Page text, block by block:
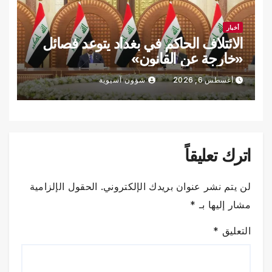
أخبار
الائتلاف الحاكم في بغداد يتوعد فصائل
«خارجة عن القانون»
أغسطس 6, 2026 شؤون آسيوية
اترك تعليقاً
لن يتم نشر عنوان بريدك الإلكتروني. الحقول الإلزامية
مشار إليها بـ *
التعليق *